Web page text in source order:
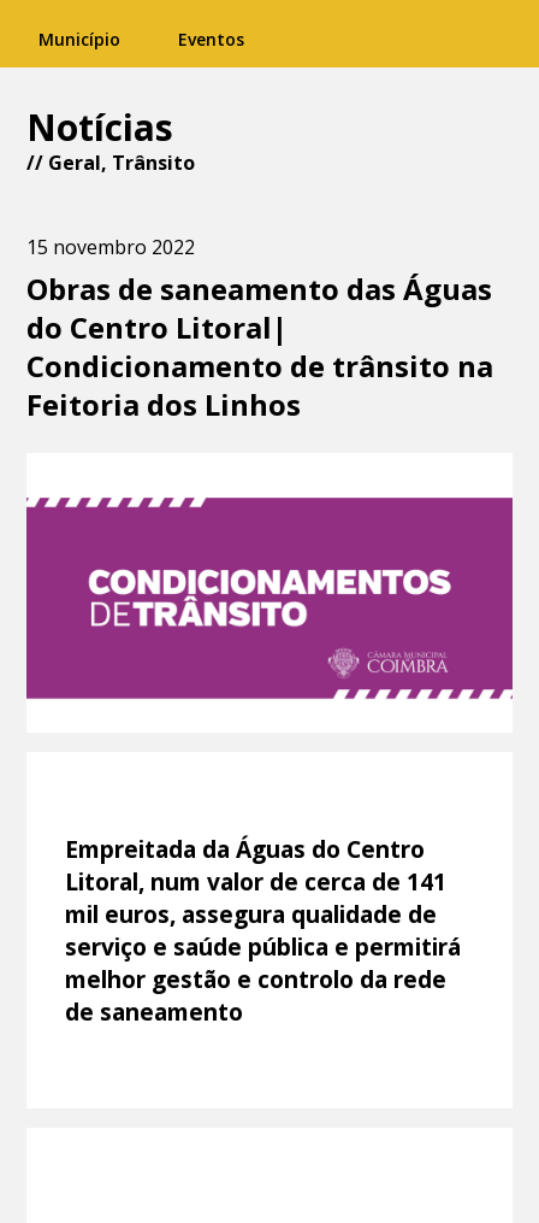
Município Eventos
Notícias
// Geral, Trânsito
15 novembro 2022
Obras de saneamento das Águas
do Centro Litoral|
Condicionamento de trânsito na
Feitoria dos Linhos
Empreitada da Águas do Centro
Litoral, num valor de cerca de 141
mil euros, assegura qualidade de
serviço e saúde pública e permitirá
melhor gestão e controlo da rede
de saneamento